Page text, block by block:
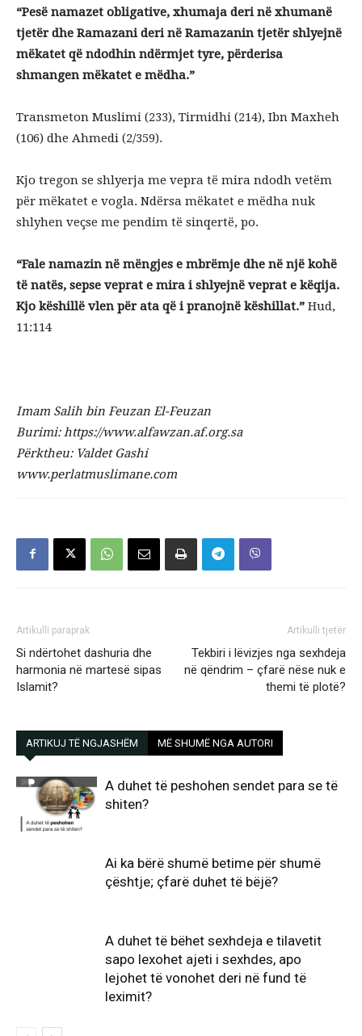
“Pesë namazet obligative, xhumaja deri në xhumanë
tjetër dhe Ramazani deri në Ramazanin tjetër shlyejnë
mëkatet që ndodhin ndërmjet tyre, përderisa
shmangen mëkatet e mëdha.”
Transmeton Muslimi (233), Tirmidhi (214), Ibn Maxheh
(106) dhe Ahmedi (2/359).
Kjo tregon se shlyerja me vepra të mira ndodh vetëm
për mëkatet e vogla. Ndërsa mëkatet e mëdha nuk
shlyhen veçse me pendim të sinqertë, po.
“Fale namazin në mëngjes e mbrëmje dhe në një kohë
të natës, sepse veprat e mira i shlyejnë veprat e këqija.
Kjo këshillë vlen për ata që i pranojnë këshillat.” Hud,
11:114
Imam Salih bin Feuzan El-Feuzan
Burimi: https://www.alfawzan.af.org.sa
Përktheu: Valdet Gashi
www.perlatmuslimane.com
Artikulli paraprak
Si ndërtohet dashuria dhe
harmonia në martesë sipas
Islamit?
Artikulli tjetër
Tekbiri i lëvizjes nga sexhdeja
në qëndrim – çfarë nëse nuk e
themi të plotë?
ARTIKUJ TË NGJASHËM MË SHUMË NGA AUTORI
A duhet të peshohen sendet para se të
shiten?
Ai ka bërë shumë betime për shumë
çështje; çfarë duhet të bëjë?
A duhet të bëhet sexhdeja e tilavetit
sapo lexohet ajeti i sexhdes, apo
lejohet të vonohet deri në fund të
leximit?